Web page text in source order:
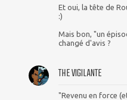
Et oui, la tête de
:)
Mais bon, "un
changé d'avis ?
THE VIGILANTE
"Revenu en force